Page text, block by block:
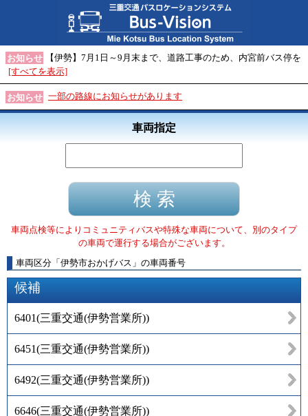
お知らせ
【伊勢】7月1日～9月末まで、道路工事のため、内宮前バス停を
[すべてを表示]
お知らせ 一部の路線にお知らせがあります
車両指定
車両点検等によりコミュニティバスや特殊な車両について、別のタイプ
の車両で運行する場合がございます。
車両区分 「 伊勢市おかげバス 」 の車両番号
候補
6401(三重交通(伊勢営業所))
6451(三重交通(伊勢営業所))
6492(三重交通(伊勢営業所))
6646(三重交通(伊勢営業所))